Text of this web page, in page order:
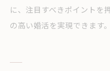
信頼できる結婚
に、注目すべきポイントを
の高い婚活を実現できます。